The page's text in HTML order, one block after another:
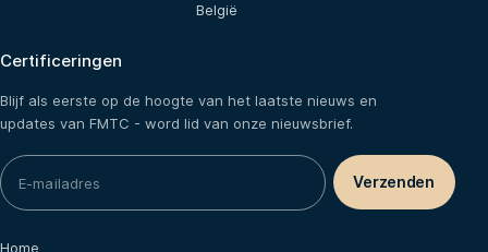
België
Certificeringen
Blijf als eerste op de hoogte van het laatste nieuws en
updates van FMTC - word lid van onze nieuwsbrief.
Home